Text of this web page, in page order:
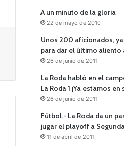
A un minuto de la gloria
22 de mayo de 2010
Unos 200 aficionados,
para dar el último aliento
26 de junio de 2011
La Roda habló en el
La Roda 1 ¡Ya estamos
26 de junio de 2011
Fútbol.- La Roda da un
jugar el playoff a
11 de abril de 2011